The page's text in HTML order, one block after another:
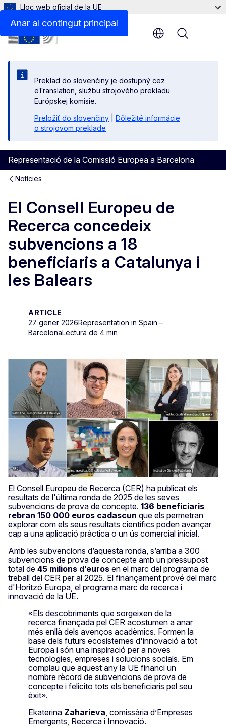
Anar al contingut principal
Lloc web oficial de la UE
Preklad do slovenčiny je dostupný cez
eTranslation, službu strojového prekladu
Európskej komisie.
Preložiť do slovenčiny
Dôležité informácie
o strojovom preklade
Representació de la Comissió Europea a Barcelona
Menu
Notícies
El Consell Europeu de
Recerca concedeix
subvencions a 18
beneficiaris a Catalunya i
les Balears
ARTICLE
27 gener 2026Representation in Spain –
BarcelonaLectura de 4 min
El Consell Europeu de Recerca (CER) ha publicat els
resultats de l'última ronda de 2025 de les seves
subvencions de prova de concepte. 136 beneficiaris
rebran 150 000 euros cadascun que els permetran
explorar com els seus resultats científics poden avançar
cap a una aplicació pràctica o un ús comercial inicial.
Amb les subvencions d’aquesta ronda, s’arriba a 300
subvencions de prova de concepte amb un pressupost
total de 45 milions d’euros en el marc del programa de
treball del CER per al 2025. El finançament prové del marc
d'Horitzó Europa, el programa marc de recerca i
innovació de la UE.
«Els descobriments que sorgeixen de la
recerca finançada pel CER acostumen a anar
més enllà dels avenços acadèmics. Formen la
base dels futurs ecosistemes d'innovació a tot
Europa i són una inspiració per a noves
tecnologies, empreses i solucions socials. Em
complau que aquest any la UE financi un
nombre rècord de subvencions de prova de
concepte i felicito tots els beneficiaris pel seu
èxit».
Ekaterina Zaharieva , comissària d’Empreses
Emergents, Recerca i Innovació.